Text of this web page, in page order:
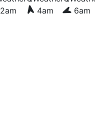
2am 4am 6am